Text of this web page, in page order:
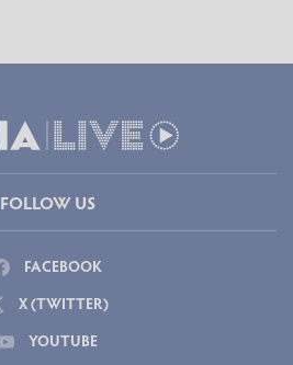
FOLLOW US
FACEBOOK
X (TWITTER)
YOUTUBE